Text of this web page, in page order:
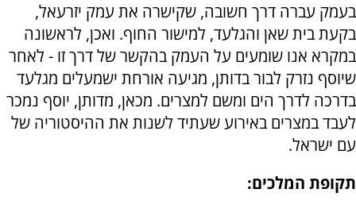
בעמק עברה דרך חשובה, שקישרה את עמק יזרעאל,
בקעת בית שאן והגלעד, למישור החוף. ואכן, לראשונה
במקרא אנו שומעים על העמק בהקשר של דרך זו - לאחר
שיוסף נזרק לבור בדותן, מגיעה אורחת ישמעלים מגלעד
בדרכה לדרך הים ומשם למצרים. מכאן, מדותן, יוסף נמכר
לעבד במצרים באירוע שעתיד לשנות את ההיסטוריה של
עם ישראל.
תקופת המלכים: